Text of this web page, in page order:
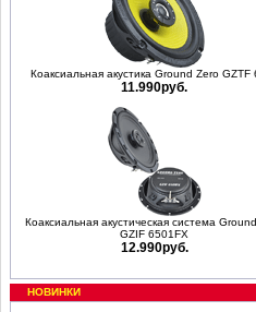
Коаксиальная акустика Ground Zero GZTF
11.990руб.
Коаксиальная акустическая система
GZIF 6501FX
12.990руб.
НОВИНКИ